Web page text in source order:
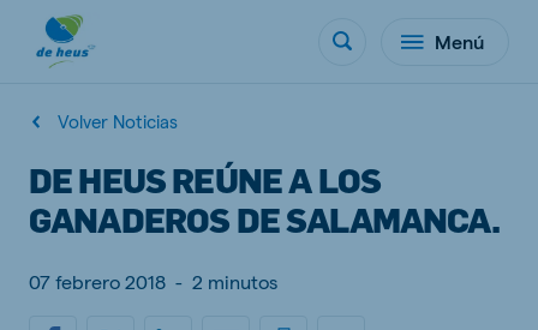
Menú
Volver Noticias
DE HEUS REÚNE A LOS
GANADEROS DE SALAMANCA.
07 febrero 2018 - 2 minutos